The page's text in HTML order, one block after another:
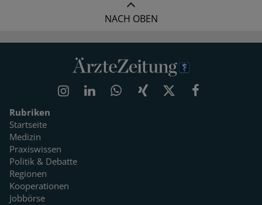
NACH OBEN
Rubriken
Startseite
Medizin
Praxiswissen
Politik & Debatte
Regionen
Kooperationen
Jobbörse